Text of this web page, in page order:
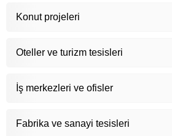
Konut projeleri
Oteller ve turizm tesisleri
İş merkezleri ve ofisler
Fabrika ve sanayi tesisleri